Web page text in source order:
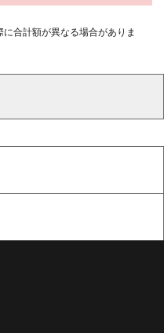
合計額が異なる場合がありま